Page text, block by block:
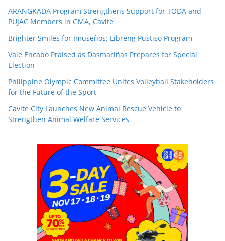
ARANGKADA Program Strengthens Support for TODA and
PUJAC Members in GMA, Cavite
Brighter Smiles for Imuseños: Libreng Pustiso Program
Vale Encabo Praised as Dasmariñas Prepares for Special
Election
Philippine Olympic Committee Unites Volleyball Stakeholders
for the Future of the Sport
Cavite City Launches New Animal Rescue Vehicle to
Strengthen Animal Welfare Services